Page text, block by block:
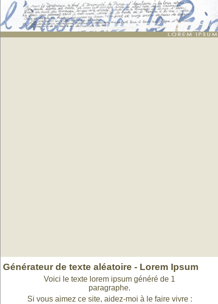
Lorem ipsum: génération de 1 grands paragraphes de faux texte pour webdesigners ou
maquettistes - textes aléatoires
Générateur de texte aléatoire - Lorem Ipsum
Voici le texte lorem ipsum généré de 1
paragraphe.
Si vous aimez ce site, aidez-moi à le faire vivre :